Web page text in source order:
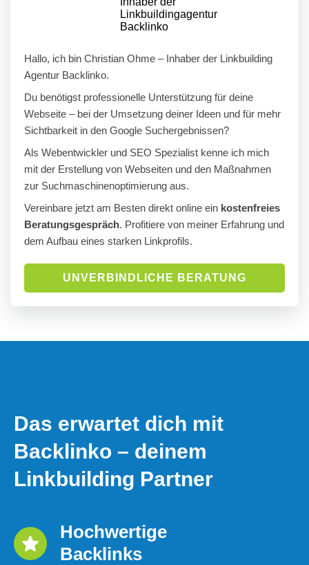
Hallo, ich bin Christian Ohme – Inhaber der Linkbuilding
Agentur Backlinko.
Du benötigst professionelle Unterstützung für deine
Webseite – bei der Umsetzung deiner Ideen und für mehr
Sichtbarkeit in den Google Suchergebnissen?
Als Webentwickler und SEO Spezialist kenne ich mich
mit der Erstellung von Webseiten und den Maßnahmen
zur Suchmaschinenoptimierung aus.
Vereinbare jetzt am Besten direkt online ein kostenfreies
Beratungsgespräch. Profitiere von meiner Erfahrung und
dem Aufbau eines starken Linkprofils.
UNVERBINDLICHE BERATUNG
Das erwartet dich mit
Backlinko – deinem
Linkbuilding Partner
Hochwertige
Backlinks